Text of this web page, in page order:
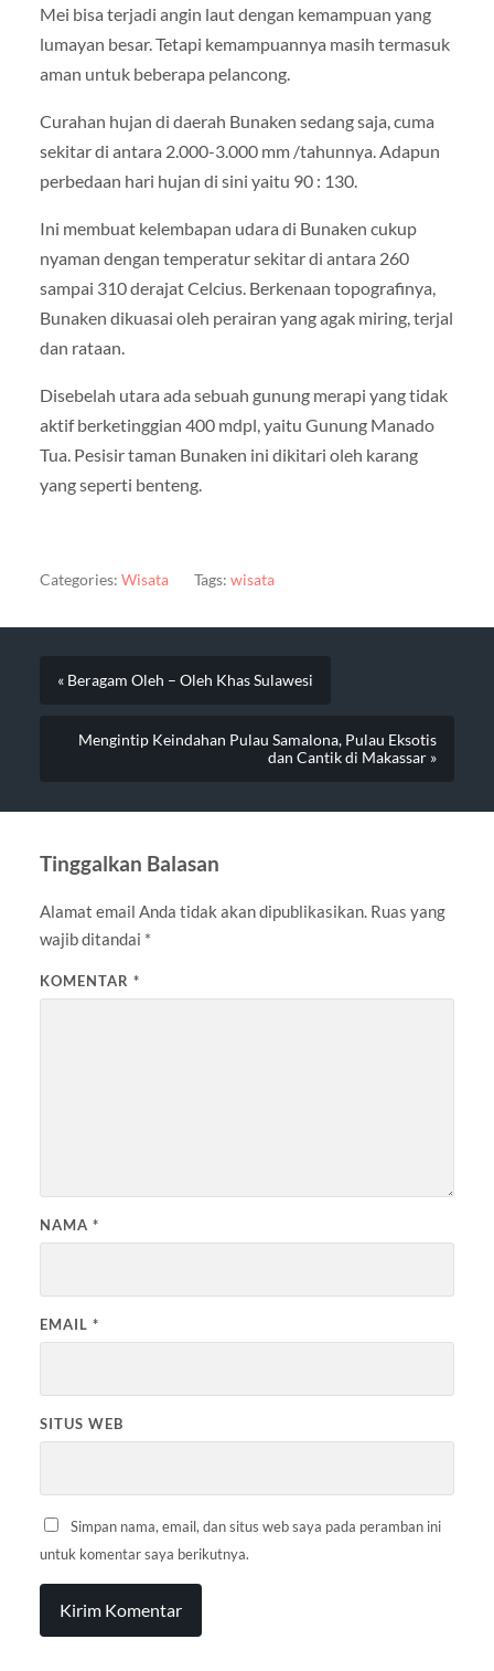
Mei bisa terjadi angin laut dengan kemampuan yang
lumayan besar. Tetapi kemampuannya masih termasuk
aman untuk beberapa pelancong.
Curahan hujan di daerah Bunaken sedang saja, cuma
sekitar di antara 2.000-3.000 mm /tahunnya. Adapun
perbedaan hari hujan di sini yaitu 90 : 130.
Ini membuat kelembapan udara di Bunaken cukup
nyaman dengan temperatur sekitar di antara 260
sampai 310 derajat Celcius. Berkenaan topografinya,
Bunaken dikuasai oleh perairan yang agak miring, terjal
dan rataan.
Disebelah utara ada sebuah gunung merapi yang tidak
aktif berketinggian 400 mdpl, yaitu Gunung Manado
Tua. Pesisir taman Bunaken ini dikitari oleh karang
yang seperti benteng.
Categories: Wisata Tags: wisata
« Beragam Oleh – Oleh Khas Sulawesi
Mengintip Keindahan Pulau Samalona, Pulau Eksotis
dan Cantik di Makassar »
Tinggalkan Balasan
Alamat email Anda tidak akan dipublikasikan. Ruas yang
wajib ditandai *
KOMENTAR *
NAMA *
EMAIL *
SITUS WEB
Simpan nama, email, dan situs web saya pada peramban ini
untuk komentar saya berikutnya.